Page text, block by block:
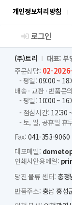
개인정보처리방침
로그인
(주)트리
대표: 부
주문상담: 02-
- 평일: 09:00 ~
배송 · 교환 · 반품문
- 평일: 10:00 ~
- 점심시간: 12:30
- 토, 일, 공휴일 휴
Fax: 041-353-9060
대표메일:
인쇄시안용메일:
당진 물류 센터: 충청
반품주소: 충남 홍성